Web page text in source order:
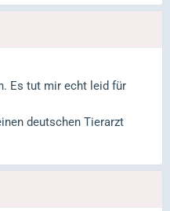
Es tut mir echt leid für
deutschen Tierarzt